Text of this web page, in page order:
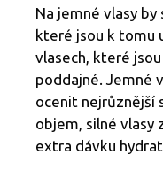
Na jemné vlasy
které jsou k tomu
vlasech, které
poddajné. Jemné
ocenit nejrůznější
objem, silné
extra dávku